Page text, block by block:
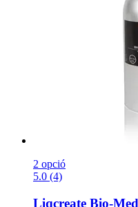
2 opció
5.0 (4)
Liqcreate Bio-​